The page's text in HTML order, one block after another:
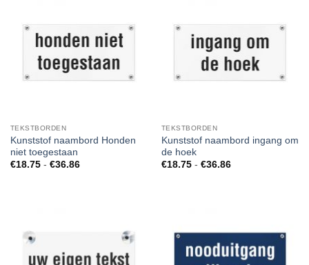
TEKSTBORDEN
Kunststof naambord Honden
niet toegestaan
€18.75 - €36.86Prijsklasse:
TEKSTBORDEN
Kunststof naambord ingang om
de hoek
€18.75 - €36.86Prijsklasse: